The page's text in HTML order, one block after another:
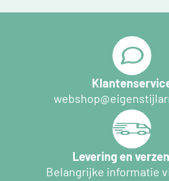
Levering en
Belangrijke informatie